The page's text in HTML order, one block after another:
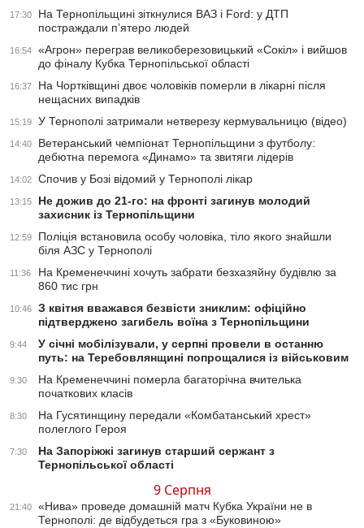
17:30
На Тернопільщині зіткнулися ВАЗ і Ford: у ДТП
постраждали п’ятеро людей
16:54
«Агрон» переграв великоберезовицький «Сокіл» і вийшов
до фіналу Кубка Тернопільської області
16:37
На Чортківщині двоє чоловіків померли в лікарні після
нещасних випадків
15:19 У Тернополі затримали нетверезу кермувальницю (відео)
14:40
Ветеранський чемпіонат Тернопільщини з футболу:
дебютна перемога «Динамо» та звитяги лідерів
14:02 Спочив у Бозі відомий у Тернополі лікар
13:15
Не дожив до 21-го: на фронті загинув молодий
захисник із Тернопільщини
12:59
Поліція встановила особу чоловіка, тіло якого знайшли
біля АЗС у Тернополі
11:36
На Кременеччині хочуть забрати безхазяйну будівлю за
860 тис грн
10:46
З квітня вважався безвісти зниклим: офіційно
підтверджено загибель воїна з Тернопільщини
9:44
У січні мобілізували, у серпні провели в останню
путь: на Теребовлянщині попрощалися із військовим
9:30
На Кременеччині померла багаторічна вчителька
початкових класів
8:30
На Гусятинщину передали «Комбатанський хрест»
полеглого Героя
7:30
На Запоріжжі загинув старший сержант з
Тернопільської області
9 Серпня
21:40
«Нива» проведе домашній матч Кубка України не в
Тернополі: де відбудеться гра з «Буковиною»